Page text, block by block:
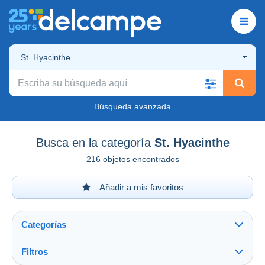
St. Hyacinthe
Búsqueda avanzada
Busca en la categoría St. Hyacinthe
216 objetos encontrados
Añadir a mis favoritos
Categorías
Filtros